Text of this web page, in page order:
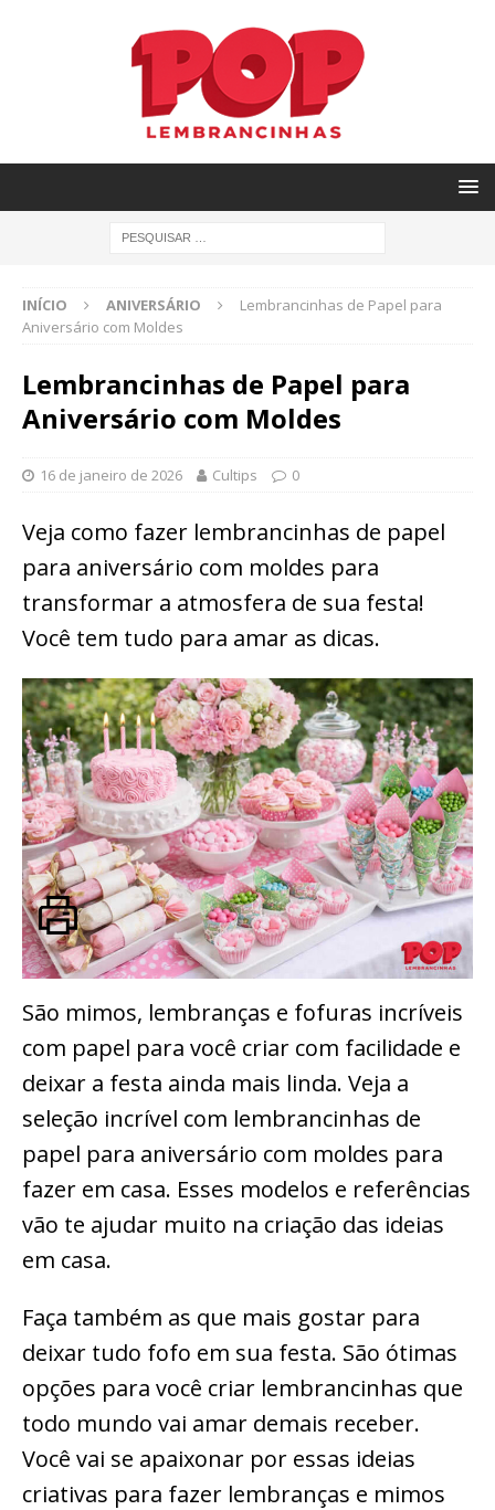
INÍCIO ANIVERSÁRIO
Lembrancinhas de Papel para
Aniversário com Moldes
Lembrancinhas de Papel para
Aniversário com Moldes
16 de janeiro de 2026 Cultips 0
Veja como fazer lembrancinhas de papel
para aniversário com moldes para
transformar a atmosfera de sua festa!
Você tem tudo para amar as dicas.
São mimos, lembranças e fofuras incríveis
com papel para você criar com facilidade e
deixar a festa ainda mais linda. Veja a
seleção incrível com lembrancinhas de
papel para aniversário com moldes para
fazer em casa. Esses modelos e referências
vão te ajudar muito na criação das ideias
em casa.
Faça também as que mais gostar para
deixar tudo fofo em sua festa. São ótimas
opções para você criar lembrancinhas que
todo mundo vai amar demais receber.
Você vai se apaixonar por essas ideias
criativas para fazer lembranças e mimos